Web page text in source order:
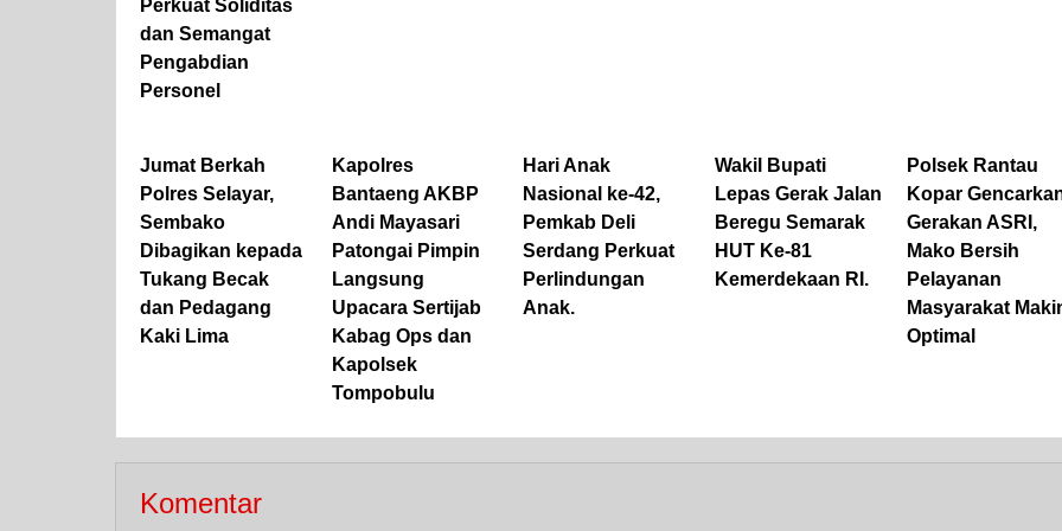
Perkuat Soliditas
dan Semangat
Pengabdian
Personel
Jumat Berkah
Polres Selayar,
Sembako
Dibagikan kepada
Tukang Becak
dan Pedagang
Kaki Lima
Kapolres
Bantaeng AKBP
Andi Mayasari
Patongai Pimpin
Langsung
Upacara Sertijab
Kabag Ops dan
Kapolsek
Tompobulu
Hari Anak
Nasional ke-42,
Pemkab Deli
Serdang Perkuat
Perlindungan
Anak.
Wakil Bupati
Lepas Gerak Jalan
Beregu Semarak
HUT Ke-81
Kemerdekaan RI.
Polsek Rantau
Kopar
Gerakan ASRI,
Mako Bersih
Pelayanan
Masyarakat
Optimal
Komentar